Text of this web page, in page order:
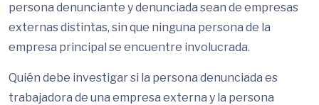
persona denunciante y denunciada sean de empresas
externas distintas, sin que ninguna persona de la
empresa principal se encuentre involucrada.
Quién debe investigar si la persona denunciada es
trabajadora de una empresa externa y la persona